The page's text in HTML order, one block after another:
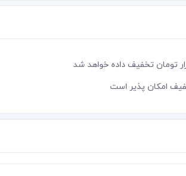
تومان تخفیف داده خواهد شد
امکان پذیر است